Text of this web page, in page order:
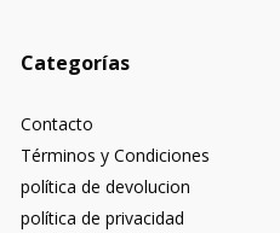
Categorías
Contacto
Términos y Condiciones
política de devolucion
política de privacidad